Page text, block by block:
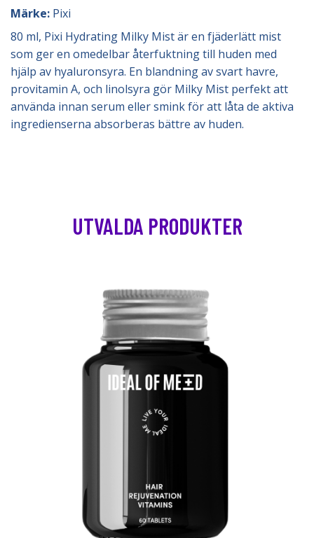
Märke: Pixi
80 ml, Pixi Hydrating Milky Mist är en fjäderlätt mist
som ger en omedelbar återfuktning till huden med
hjälp av hyaluronsyra. En blandning av svart havre,
provitamin A, och linolsyra gör Milky Mist perfekt att
använda innan serum eller smink för att låta de aktiva
ingredienserna absorberas bättre av huden.
UTVALDA PRODUKTER